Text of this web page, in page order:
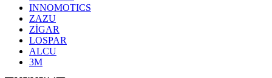
INNOMOTICS
ZAZU
ZİGAR
LOSPAR
ALCU
3M